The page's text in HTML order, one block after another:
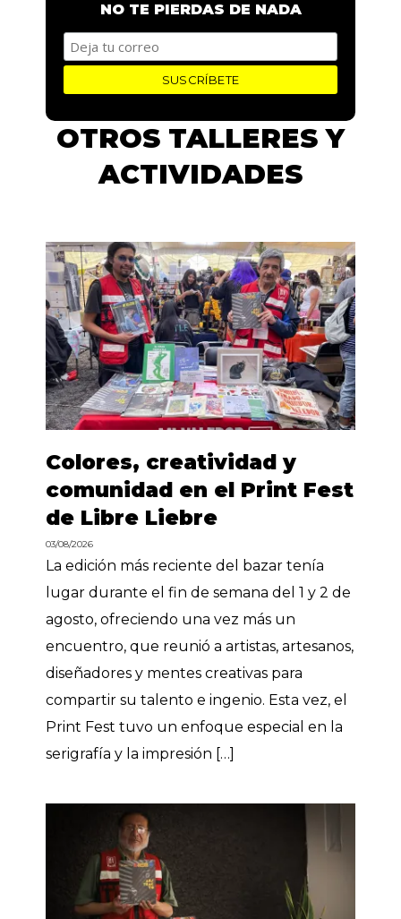
NO TE PIERDAS DE NADA
OTROS TALLERES Y
ACTIVIDADES
Colores, creatividad y
comunidad en el Print Fest
de Libre Liebre
03/08/2026
La edición más reciente del bazar tenía
lugar durante el fin de semana del 1 y 2 de
agosto, ofreciendo una vez más un
encuentro, que reunió a artistas, artesanos,
diseñadores y mentes creativas para
compartir su talento e ingenio. Esta vez, el
Print Fest tuvo un enfoque especial en la
serigrafía y la impresión […]